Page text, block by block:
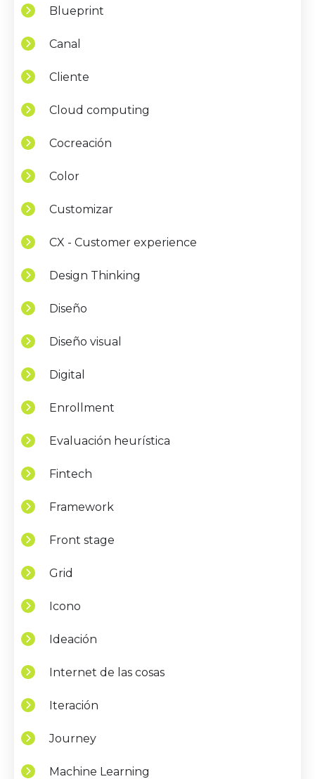
Blueprint
Canal
Cliente
Cloud computing
Cocreación
Color
Customizar
CX - Customer experience
Design Thinking
Diseño
Diseño visual
Digital
Enrollment
Evaluación heurística
Fintech
Framework
Front stage
Grid
Icono
Ideación
Internet de las cosas
Iteración
Journey
Machine Learning